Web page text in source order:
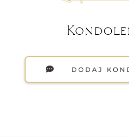
DODAJ